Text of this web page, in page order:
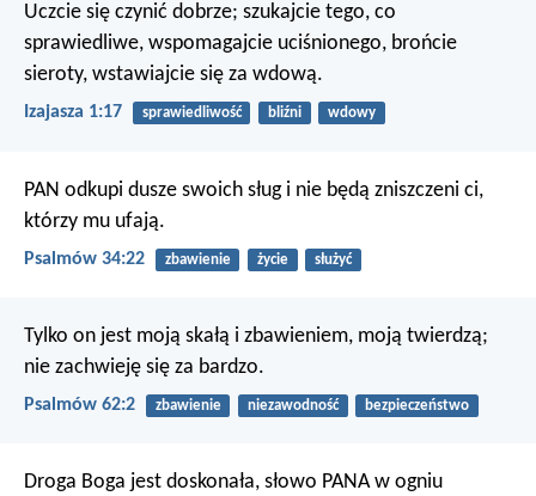
Uczcie się czynić dobrze; szukajcie tego, co
sprawiedliwe, wspomagajcie uciśnionego, brońcie
sieroty, wstawiajcie się za wdową.
Izajasza 1:17 sprawiedliwość bliźni wdowy
PAN odkupi dusze swoich sługi nie będą zniszczeni ci,
którzy mu ufają.
Psalmów 34:22 zbawienie życie służyć
Tylko on jest moją skałą i zbawieniem, moją twierdzą;
nie zachwieję się za bardzo.
Psalmów 62:2 zbawienie niezawodność bezpieczeństwo
Droga Boga jest doskonała, słowo PANA w ogniu